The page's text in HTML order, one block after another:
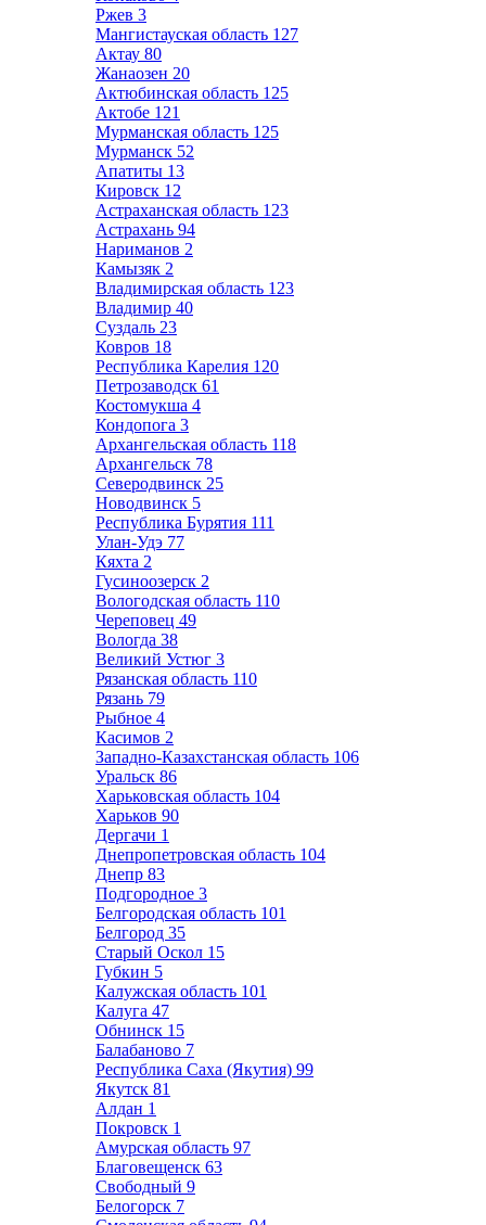
Ржев 3
Мангистауская область 127
Актау 80
Жанаозен 20
Актюбинская область 125
Актобе 121
Мурманская область 125
Мурманск 52
Апатиты 13
Кировск 12
Астраханская область 123
Астрахань 94
Нариманов 2
Камызяк 2
Владимирская область 123
Владимир 40
Суздаль 23
Ковров 18
Республика Карелия 120
Петрозаводск 61
Костомукша 4
Кондопога 3
Архангельская область 118
Архангельск 78
Северодвинск 25
Новодвинск 5
Республика Бурятия 111
Улан-Удэ 77
Кяхта 2
Гусиноозерск 2
Вологодская область 110
Череповец 49
Вологда 38
Великий Устюг 3
Рязанская область 110
Рязань 79
Рыбное 4
Касимов 2
Западно-Казахстанская область 106
Уральск 86
Харьковская область 104
Харьков 90
Дергачи 1
Днепропетровская область 104
Днепр 83
Подгородное 3
Белгородская область 101
Белгород 35
Старый Оскол 15
Губкин 5
Калужская область 101
Калуга 47
Обнинск 15
Балабаново 7
Республика Саха (Якутия) 99
Якутск 81
Алдан 1
Покровск 1
Амурская область 97
Благовещенск 63
Свободный 9
Белогорск 7